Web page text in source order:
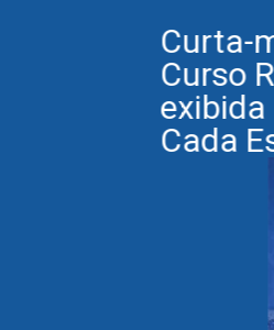
Curta-
Curso
exibida
Cada